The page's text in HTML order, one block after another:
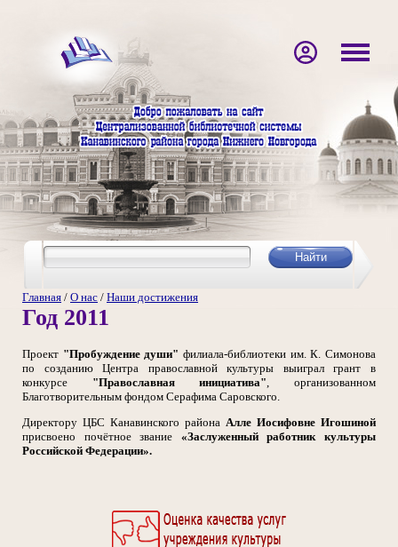
Главная / О нас / Наши достижения
Год 2011
Проект "Пробуждение души" филиала-библиотеки им. К. Симонова
по созданию Центра православной культуры выиграл грант в
конкурсе "Православная инициатива", организованном
Благотворительным фондом Серафима Саровского.
Директору ЦБС Канавинского района Алле Иосифовне Игошиной
присвоено
почётное звание «Заслуженный работник культуры
Российской Федерации».